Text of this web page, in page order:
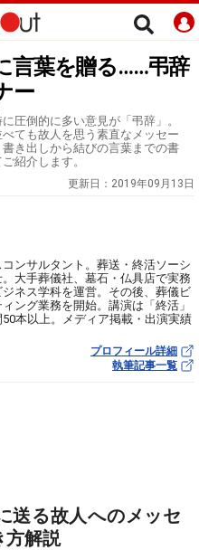
言葉を贈る……弔辞
ー
圧倒的に多い意見が「弔辞」。
ても故人を思う素直なメッセー
き出しから結びの言葉までの書
紹介します。
更新日： 2019年09月13日
ンサルタント。葬送・終活ソーシ
大手葬儀社、墓石・仏具店で実務
ネス学科を運営。その後、葬儀ビ
ング業務を開始。講演は「終活」
50本以上。メディア掲載・出演実績
プロフィール詳細
執筆記事一覧
送る故人へのメッセ
方解説